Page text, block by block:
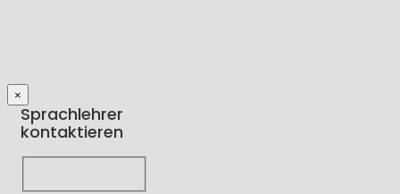
×
Sprachlehrer
kontaktieren